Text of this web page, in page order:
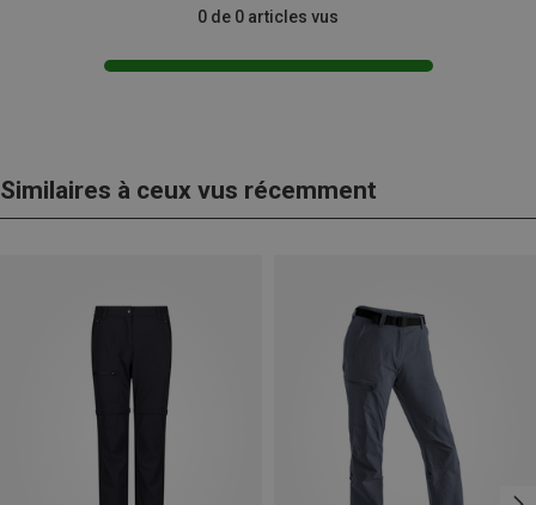
0 de 0 articles vus
Similaires à ceux vus récemment